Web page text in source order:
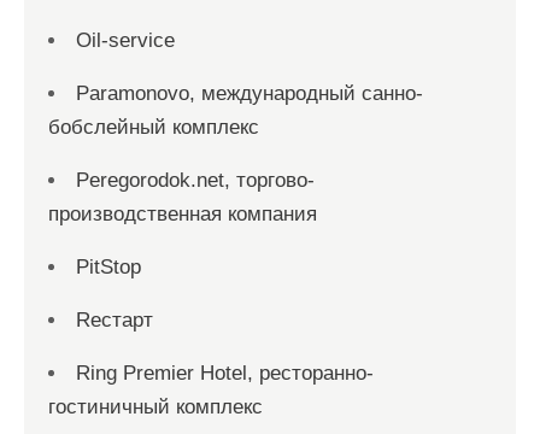
Oil-service
Paramonovo, международный санно-
бобслейный комплекс
Peregorodok.net, торгово-
производственная компания
PitStop
Reстарт
Ring Premier Hotel, ресторанно-
гостиничный комплекс